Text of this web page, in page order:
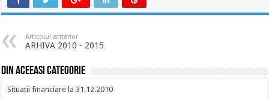
Articolul anterior
ARHIVA 2010 - 2015
Din aceeasi categorie
Situatii financiare la 31.12.2010